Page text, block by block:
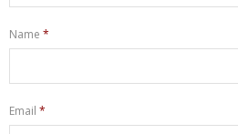
Name *
Email *